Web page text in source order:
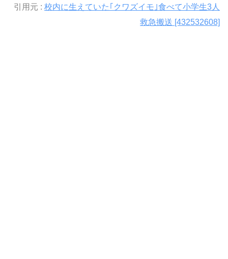
引用元 : 校内に生えていた｢クワズイモ｣食べて小学生3人
救急搬送 [432532608]